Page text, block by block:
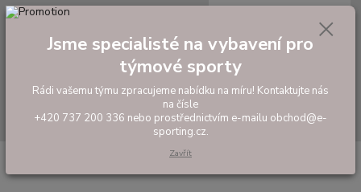
Hledat
tel: +420 737 200 336
0,00 Kč
Hráčské sety a soupravy
DANUBIO III
Jsme specialisté na vybavení pro
týmové sporty
Rádi vašemu týmu zpracujeme nabídku na míru! Kontaktujte nás
na čísle
+420 737 200 336 nebo prostřednictvím e-mailu obchod@e-
sporting.cz.
Zavřít